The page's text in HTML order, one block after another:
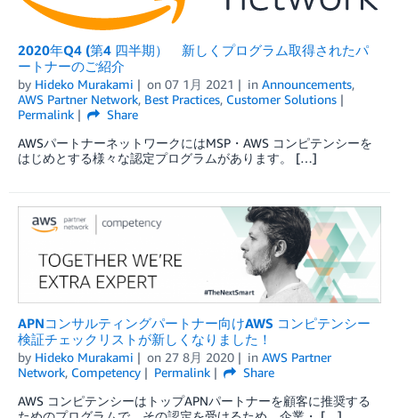
2020年Q4 (第4 四半期） 新しくプログラム取得されたパ
ートナーのご紹介
by Hideko Murakami on 07 1月 2021 in Announcements,
AWS Partner Network, Best Practices, Customer Solutions
Permalink
Share
AWSパートナーネットワークにはMSP・AWS コンピテンシーを
はじめとする様々な認定プログラムがあります。 […]
APNコンサルティングパートナー向けAWS コンピテンシー
検証チェックリストが新しくなりました！
by Hideko Murakami on 27 8月 2020 in AWS Partner
Network, Competency Permalink
Share
AWS コンピテンシーはトップAPNパートナーを顧客に推奨する